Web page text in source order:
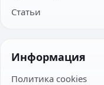
Статьи
Информация
Политика cookies